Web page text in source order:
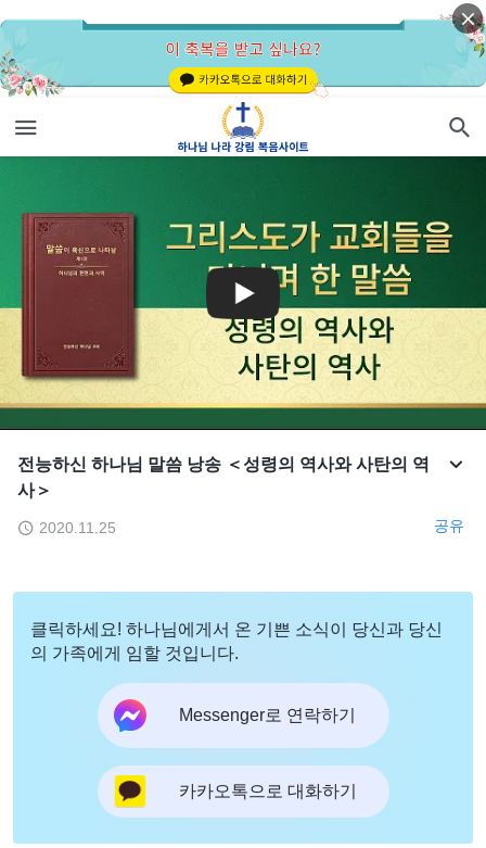
전능하신 하나님 말씀 낭송 ＜성령의 역사와 사탄의 역
사＞
2020.11.25 공유
클릭하세요! 하나님에게서 온 기쁜 소식이 당신과 당신
의 가족에게 임할 것입니다.
Messenger로 연락하기
카카오톡으로 대화하기